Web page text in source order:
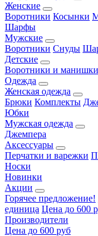
Женские
Воротники Косынки
Шарфы
Мужские
Воротники Снуды
Детские
Воротники и манишки
Одежда
Женская одежда
Брюки Комплекты
Юбки
Мужская одежда
Джемпера
Аксессуары
Перчатки и варежки
Носки
Новинки
Акции
Горячее предложение!
единица Цена до 600
Производители
Цена до 600 руб